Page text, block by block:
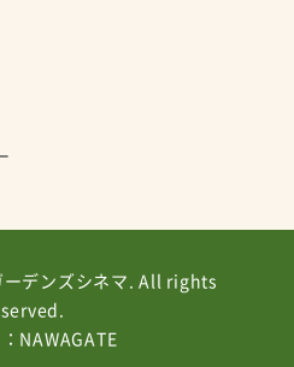
デンズシネマ. All rights
NAWAGATE